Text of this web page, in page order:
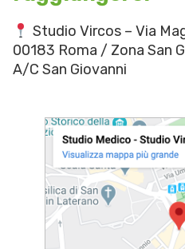
Studio Vircos – Via
00183 Roma / Zona San
A/C San Giovanni